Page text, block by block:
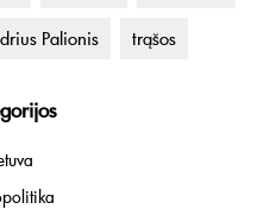
Palionis trąšos